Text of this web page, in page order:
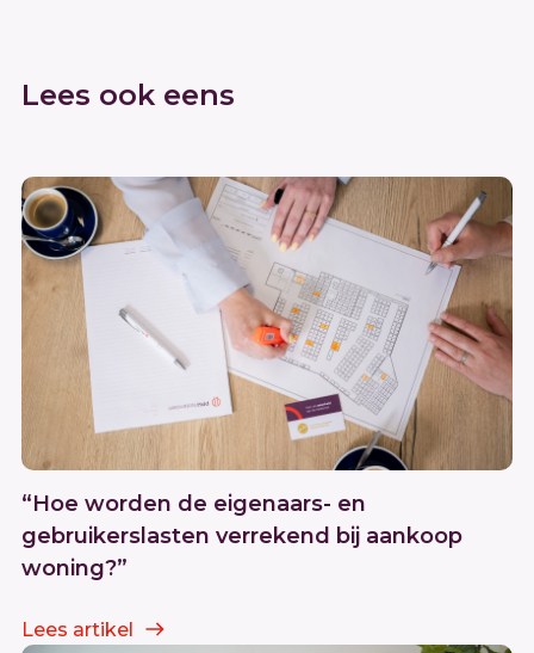
Lees ook eens
“Hoe worden de eigenaars- en
gebruikerslasten verrekend bij aankoop
woning?”
Lees artikel